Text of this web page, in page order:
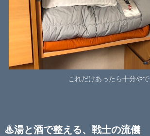
これだけあったら十分やで
♨湯と酒で整える、戦士の流儀